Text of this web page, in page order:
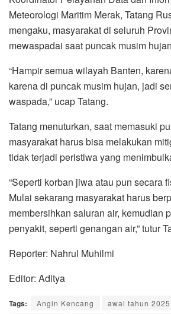
Meteorologi Maritim Merak, Tatang
mengaku, masyarakat di seluruh
mewaspadai saat puncak musim
“Hampir semua wilayah Banten,
karena di puncak musim hujan, jadi
waspada,” ucap Tatang.
Tatang menuturkan, saat memasuki
masyarakat harus bisa melakukan
tidak terjadi peristiwa yang
“Seperti korban jiwa atau pun secara
Mulai sekarang masyarakat harus
membersihkan saluran air, kemudian
penyakit, seperti genangan air,” tutur
Reporter: Nahrul Muhilmi
Editor: Aditya
Tags: Angin Kencang awal tahun 2025